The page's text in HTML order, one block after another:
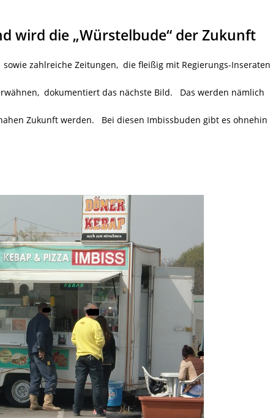
wird die „Würstelbude“ der Zukunft
sowie zahlreiche Zeitungen, die fleißig mit Regierungs-Inseraten
dokumentiert das nächste Bild. Das werden nämlich
Zukunft werden. Bei diesen Imbissbuden gibt es ohnehin